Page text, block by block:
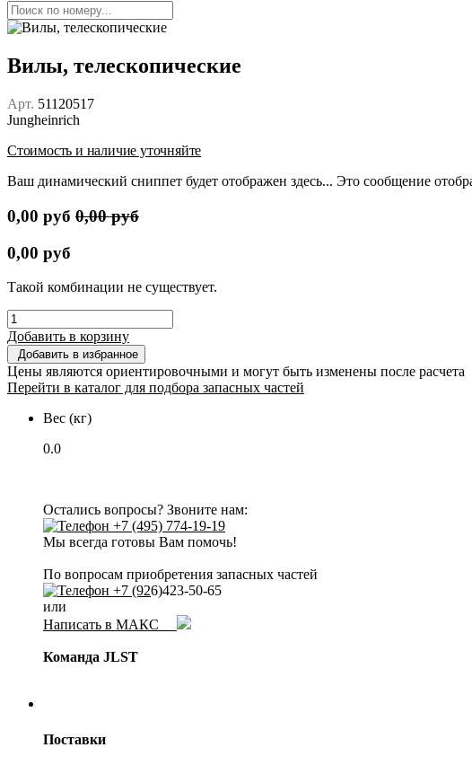
Вилы, телескопические
Арт. 51120517
Jungheinrich
Стоимость и наличие уточняйте
Ваш динамический сниппет будет отображен здесь... Это сообщение
0,00 руб 0,00руб
0,00 руб
Такой комбинации не существует.
Добавить в корзину
Добавить в избранное
Цены являются ориентировочными и могут быть изменены после расчета
Перейти в каталог для подбора запасных частей
Вес (кг)
0.0
Остались вопросы? Звоните нам:
+7 (495) 774-19-19
Мы всегда готовы Вам помочь!
По вопросам приобретения запасных частей
+7 (926)423-50-65
или
Написать в МАКС
Команда JLST
Поставки